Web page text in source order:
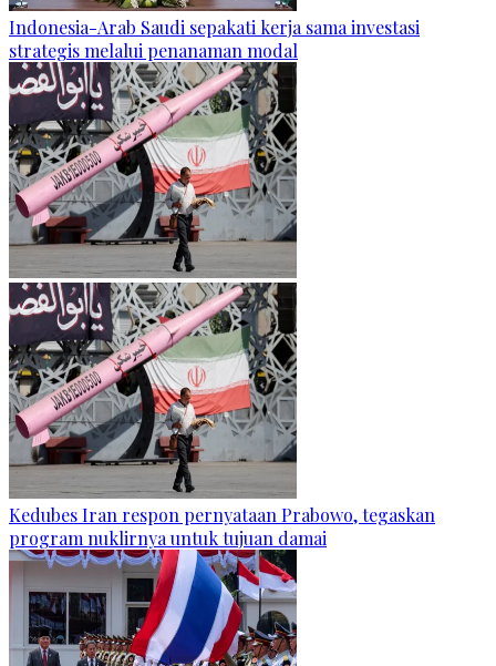
Indonesia-Arab Saudi sepakati kerja sama investasi
strategis melalui penanaman modal
Kedubes Iran respon pernyataan Prabowo, tegaskan
program nuklirnya untuk tujuan damai